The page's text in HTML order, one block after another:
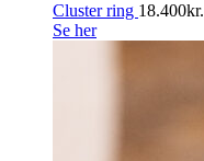
Cluster ring 18.400kr.
Se her